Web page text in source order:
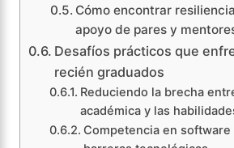
Cómo encontrar
apoyo de pares y
Desafíos prácticos que
recién graduados
Reduciendo la brecha
académica y las
Competencia en